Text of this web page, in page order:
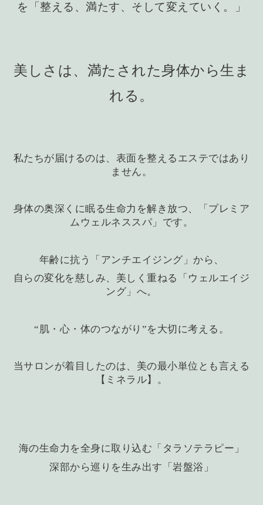
を「整える、満たす、そして変えていく。」
美しさは、満たされた身体から生ま
れる。
私たちが届けるのは、表面を整えるエステではあり
ません。
身体の奥深くに眠る生命力を解き放つ、「プレミア
ムウェルネススパ」です。
年齢に抗う「アンチエイジング」から、
自らの変化を慈しみ、美しく重ねる「ウェルエイジ
ング」へ。
“肌・心・体のつながり”を大切に考える。
当サロンが着目したのは、美の最小単位とも言える
【ミネラル】。
海の生命力を全身に取り込む「タラソテラピー」
深部から巡りを生み出す「岩盤浴」